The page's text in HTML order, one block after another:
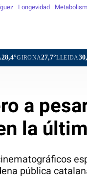
Longevidad
LLEIDA30,8°
a
la
pública